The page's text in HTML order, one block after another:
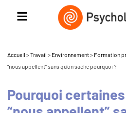
Accueil >Travail > Environnement> Formation
“nous appellent” sans qu’on sache pourquoi ?
Pourquoi